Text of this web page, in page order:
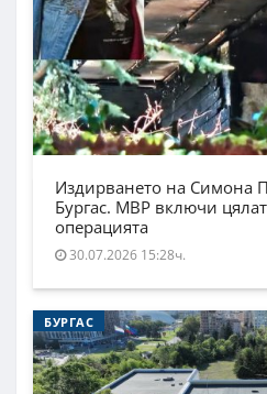
Издирването на Симона
Бургас. МВР включи
операцията
30.07.2026 15:28ч.
БУРГАС